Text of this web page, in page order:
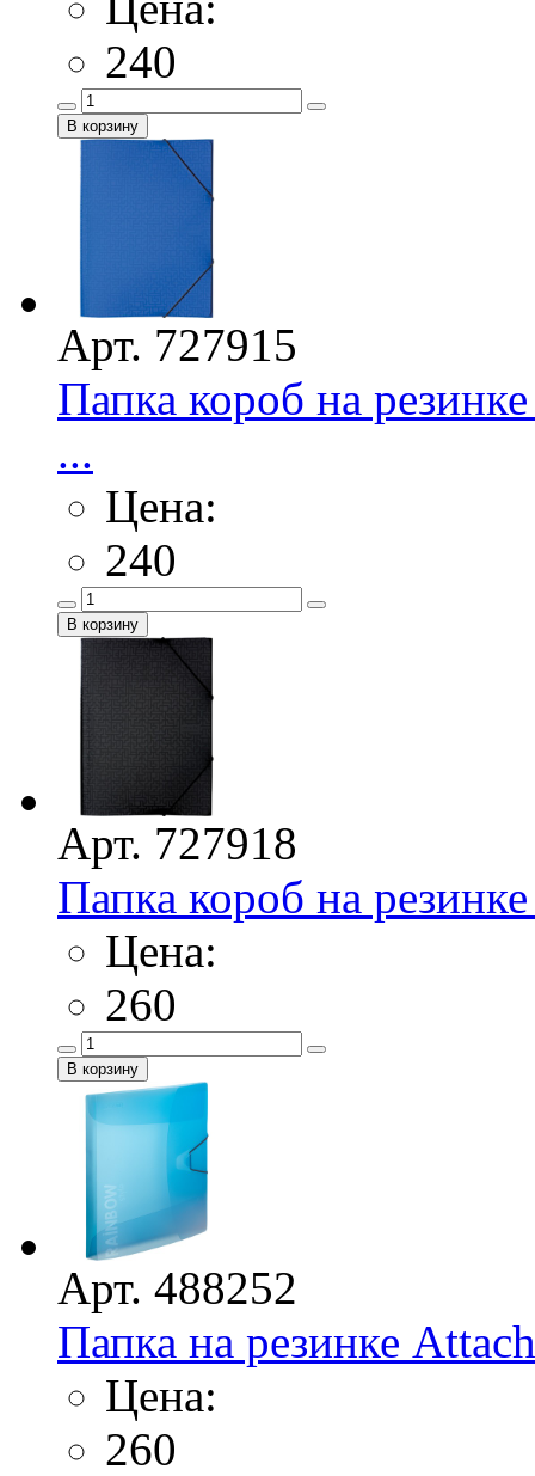
240
Арт. 727915
Папка короб на
...
Цена:
240
Арт. 727918
Папка короб на
Цена:
260
Арт. 488252
Папка на резинке
Цена:
260